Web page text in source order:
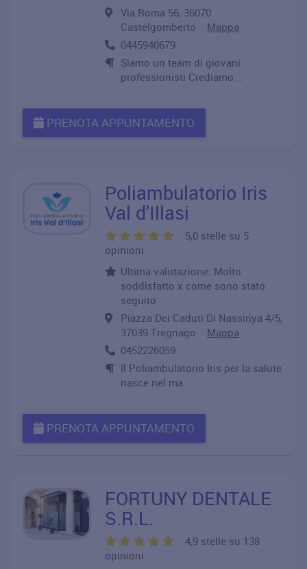
Via Roma 56, 36070
Castelgomberto Mappa
0445940679
Siamo un team di giovani
professionisti Crediamo ..
PRENOTA APPUNTAMENTO
Poliambulatorio Iris
Val d'Illasi
5,0 stelle su 5
opinioni
Ultima valutazione: Molto
soddisfatto x come sono stato
seguito
Piazza Dei Caduti Di Nassiriya 4/5,
37039 Tregnago Mappa
0452226059
Il Poliambulatorio Iris per la salute
nasce nel ma..
PRENOTA APPUNTAMENTO
FORTUNY DENTALE
S.R.L.
4,9 stelle su 138
opinioni